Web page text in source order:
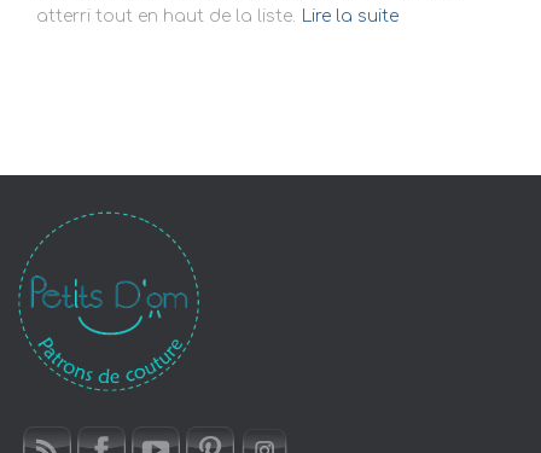
atterri tout en haut de la liste.
Lire la suite